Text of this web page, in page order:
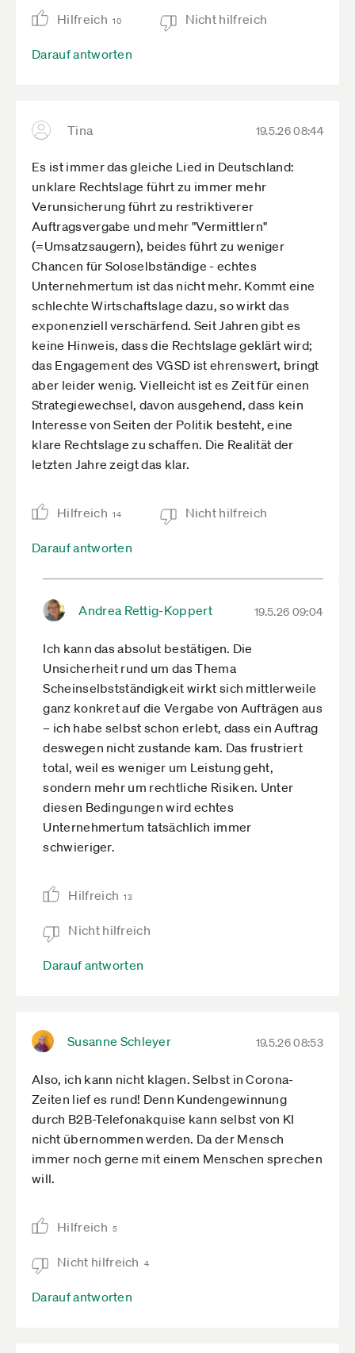
Hilfreich 10 Nicht hilfreich
Darauf antworten
Tina 19.5.26 08:44
Es ist immer das gleiche Lied in Deutschland:
unklare Rechtslage führt zu immer mehr
Verunsicherung führt zu restriktiverer
Auftragsvergabe und mehr "Vermittlern"
(=Umsatzsaugern), beides führt zu weniger
Chancen für Soloselbständige - echtes
Unternehmertum ist das nicht mehr. Kommt eine
schlechte Wirtschaftslage dazu, so wirkt das
exponenziell verschärfend. Seit Jahren gibt es
keine Hinweis, dass die Rechtslage geklärt wird;
das Engagement des VGSD ist ehrenswert, bringt
aber leider wenig. Vielleicht ist es Zeit für einen
Strategiewechsel, davon ausgehend, dass kein
Interesse von Seiten der Politik besteht, eine
klare Rechtslage zu schaffen. Die Realität der
letzten Jahre zeigt das klar.
Hilfreich 14 Nicht hilfreich
Darauf antworten
Andrea Rettig-Koppert 19.5.26 09:04
Ich kann das absolut bestätigen. Die
Unsicherheit rund um das Thema
Scheinselbstständigkeit wirkt sich mittlerweile
ganz konkret auf die Vergabe von Aufträgen aus
– ich habe selbst schon erlebt, dass ein Auftrag
deswegen nicht zustande kam. Das frustriert
total, weil es weniger um Leistung geht,
sondern mehr um rechtliche Risiken. Unter
diesen Bedingungen wird echtes
Unternehmertum tatsächlich immer
schwieriger.
Hilfreich 13
Nicht hilfreich
Darauf antworten
Susanne Schleyer 19.5.26 08:53
Also, ich kann nicht klagen. Selbst in Corona-
Zeiten lief es rund! Denn Kundengewinnung
durch B2B-Telefonakquise kann selbst von KI
nicht übernommen werden. Da der Mensch
immer noch gerne mit einem Menschen sprechen
will.
Hilfreich 5
Nicht hilfreich 4
Darauf antworten